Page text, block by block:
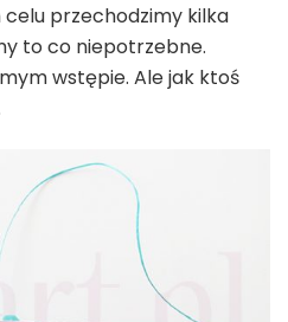
przechodzimy kilka
to co niepotrzebne.
wstępie. Ale jak ktoś